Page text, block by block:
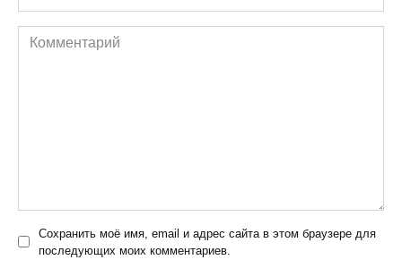
*
Комментарий
Сохранить моё имя, email и адрес сайта в этом браузере для
последующих моих комментариев.